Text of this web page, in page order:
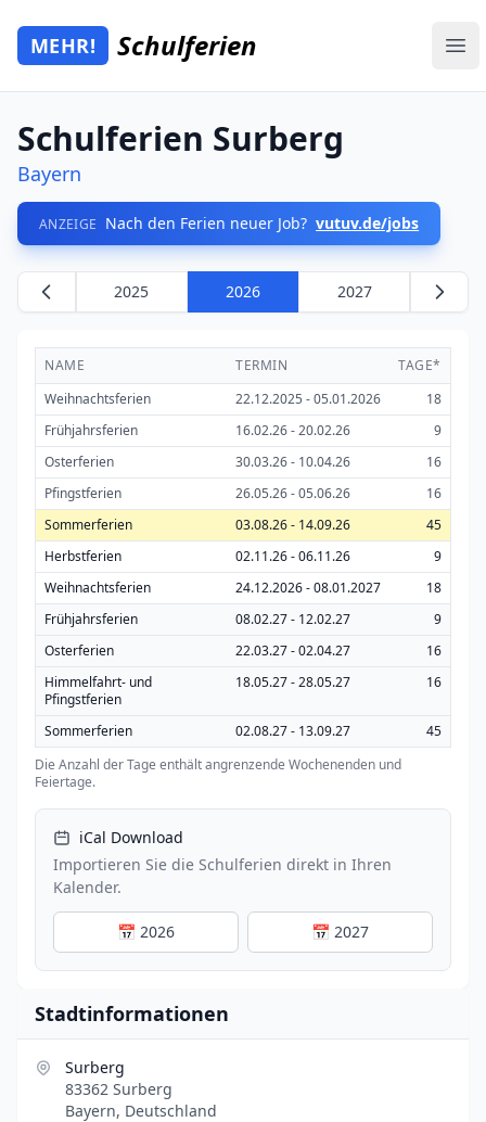
Zum Hauptinhalt springen
Mehr Schulferien
MEHR! Schulferien
Schulferien Surberg
Bayern
ANZEIGE Nach den Ferien neuer Job? vutuv.de/jobs
2025 2026 2027
NAME TERMIN
TAGE*
Weihnachtsferien
22.12.2025 - 05.01.2026
18
Frühjahrsferien
16.02.26 - 20.02.26
9
Osterferien
30.03.26 - 10.04.26
16
Pfingstferien
26.05.26 - 05.06.26
16
Sommerferien
03.08.26 - 14.09.26
45
Herbstferien
02.11.26 - 06.11.26
9
Weihnachtsferien
24.12.2026 - 08.01.2027
18
Frühjahrsferien
08.02.27 - 12.02.27
9
Osterferien
22.03.27 - 02.04.27
16
Himmelfahrt- und
Pfingstferien
18.05.27 - 28.05.27 16
Sommerferien 02.08.27 - 13.09.27
45
Die Anzahl der Tage enthält angrenzende Wochenenden und
Feiertage.
iCal Download
Importieren Sie die Schulferien direkt in Ihren
Kalender.
📅 2026 📅 2027
Stadtinformationen
Surberg
83362 Surberg
Bayern, Deutschland